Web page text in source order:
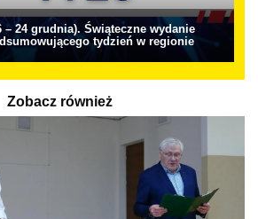
– 24 grudnia). Świąteczne wydanie
tydzień w regionie
Zobacz również